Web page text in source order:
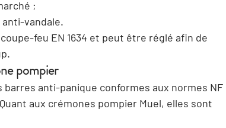
;
anti-vandale.
feu EN 1634 et peut être réglé afin de
pompier
barres anti-panique conformes aux normes NF
aux crémones pompier Muel, elles sont